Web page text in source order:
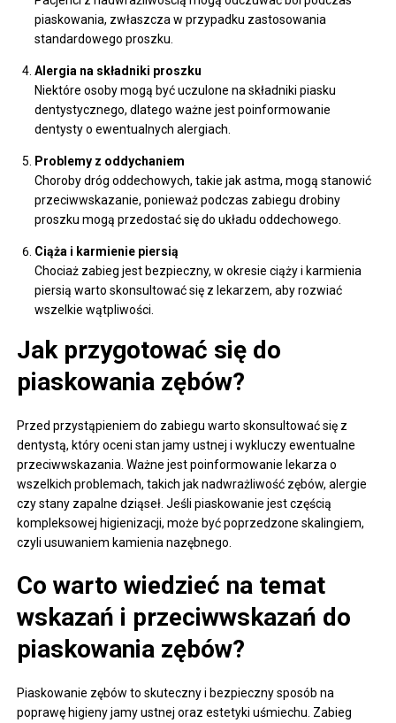
piaskowania, zwłaszcza w przypadku zastosowania
standardowego proszku.
Alergia na składniki proszku
Niektóre osoby mogą być uczulone na składniki piasku
dentystycznego, dlatego ważne jest poinformowanie
dentysty o ewentualnych alergiach.
Problemy z oddychaniem
Choroby dróg oddechowych, takie jak astma, mogą stanowić
przeciwwskazanie, ponieważ podczas zabiegu drobiny
proszku mogą przedostać się do układu oddechowego.
Ciąża i karmienie piersią
Chociaż zabieg jest bezpieczny, w okresie ciąży i karmienia
piersią warto skonsultować się z lekarzem, aby rozwiać
wszelkie wątpliwości.
Jak przygotować się do
piaskowania zębów?
Przed przystąpieniem do zabiegu warto skonsultować się z
dentystą, który oceni stan jamy ustnej i wykluczy ewentualne
przeciwwskazania. Ważne jest poinformowanie lekarza o
wszelkich problemach, takich jak nadwrażliwość zębów, alergie
czy stany zapalne dziąseł. Jeśli piaskowanie jest częścią
kompleksowej higienizacji, może być poprzedzone skalingiem,
czyli usuwaniem kamienia nazębnego.
Co warto wiedzieć na temat
wskazań i przeciwwskazań do
piaskowania zębów?
Piaskowanie zębów to skuteczny i bezpieczny sposób na
poprawę higieny jamy ustnej oraz estetyki uśmiechu. Zabieg